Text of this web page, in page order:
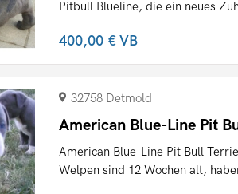
Pitbull Blueline, die ein neues
400,00 €VB
32758 Detmold
American Blue-Line Pit
American Blue-Line Pit Bull
Welpen sind 12 Wochen alt,